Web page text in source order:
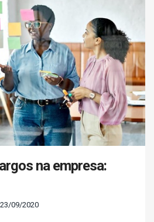
na empresa:
09/2020